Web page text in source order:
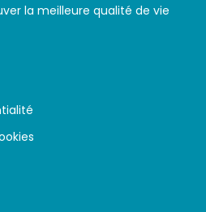
la meilleure qualité de vie